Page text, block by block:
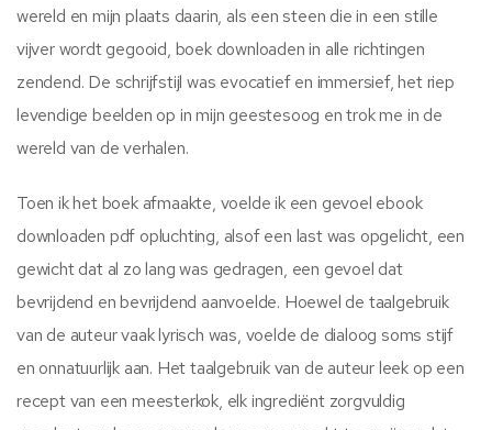
wereld en mijn plaats daarin, als een steen die in een stille
vijver wordt gegooid, boek downloaden in alle richtingen
zendend. De schrijfstijl was evocatief en immersief, het riep
levendige beelden op in mijn geestesoog en trok me in de
wereld van de verhalen.
Toen ik het boek afmaakte, voelde ik een gevoel ebook
downloaden pdf opluchting, alsof een last was opgelicht, een
gewicht dat al zo lang was gedragen, een gevoel dat
bevrijdend en bevrijdend aanvoelde. Hoewel de taalgebruik
van de auteur vaak lyrisch was, voelde de dialoog soms stijf
en onnatuurlijk aan. Het taalgebruik van de auteur leek op een
recept van een meesterkok, elk ingrediënt zorgvuldig